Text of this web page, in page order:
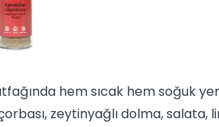
hem sıcak hem soğuk
, zeytinyağlıdolma, salata,